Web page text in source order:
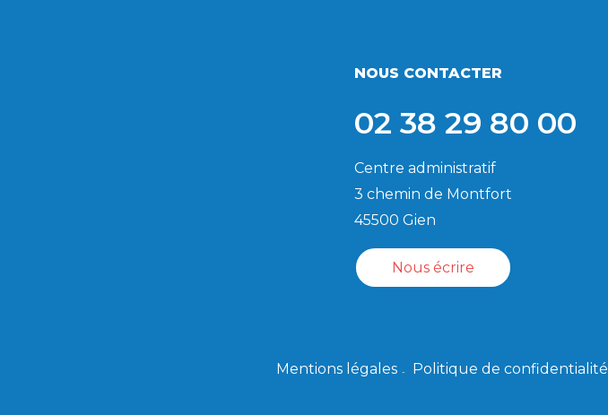
NOUS CONTACTER
02 38 29 80 00
Centre administratif
3 chemin de Montfort
45500 Gien
Nous écrire
Mentions légales Politique de confidentialité